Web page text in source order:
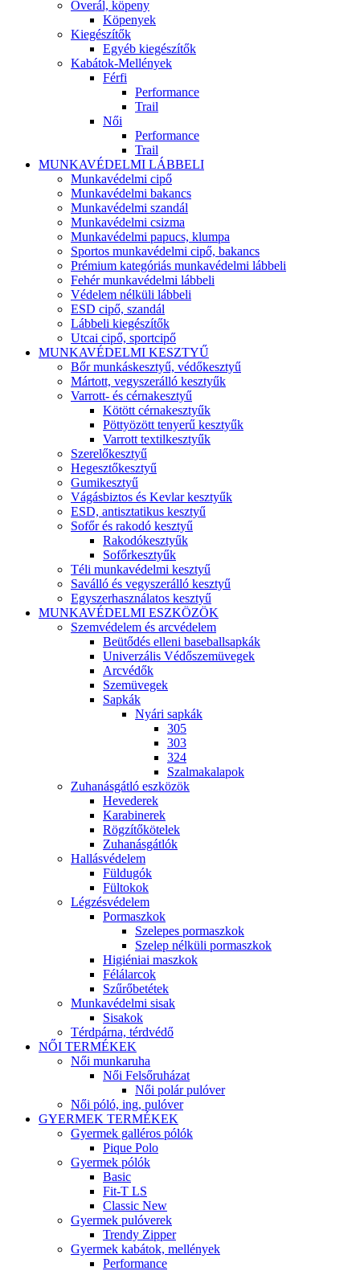
Overál, köpeny
Köpenyek
Kiegészítők
Egyéb kiegészítők
Kabátok-Mellények
Férfi
Performance
Trail
Női
Performance
Trail
MUNKAVÉDELMI LÁBBELI
Munkavédelmi cipő
Munkavédelmi bakancs
Munkavédelmi szandál
Munkavédelmi csizma
Munkavédelmi papucs, klumpa
Sportos munkavédelmi cipő, bakancs
Prémium kategóriás munkavédelmi lábbeli
Fehér munkavédelmi lábbeli
Védelem nélküli lábbeli
ESD cipő, szandál
Lábbeli kiegészítők
Utcai cipő, sportcipő
MUNKAVÉDELMI KESZTYŰ
Bőr munkáskesztyű, védőkesztyű
Mártott, vegyszerálló kesztyűk
Varrott- és cérnakesztyű
Kötött cérnakesztyűk
Pöttyözött tenyerű kesztyűk
Varrott textilkesztyűk
Szerelőkesztyű
Hegesztőkesztyű
Gumikesztyű
Vágásbiztos és Kevlar kesztyűk
ESD, antisztatikus kesztyű
Sofőr és rakodó kesztyű
Rakodókesztyűk
Sofőrkesztyűk
Téli munkavédelmi kesztyű
Saválló és vegyszerálló kesztyű
Egyszerhasználatos kesztyű
MUNKAVÉDELMI ESZKÖZÖK
Szemvédelem és arcvédelem
Beütődés elleni baseballsapkák
Univerzális Védőszemüvegek
Arcvédők
Szemüvegek
Sapkák
Nyári sapkák
305
303
324
Szalmakalapok
Zuhanásgátló eszközök
Hevederek
Karabinerek
Rögzítőkötelek
Zuhanásgátlók
Hallásvédelem
Füldugók
Fültokok
Légzésvédelem
Pormaszkok
Szelepes pormaszkok
Szelep nélküli pormaszkok
Higiéniai maszkok
Félálarcok
Szűrőbetétek
Munkavédelmi sisak
Sisakok
Térdpárna, térdvédő
NŐI TERMÉKEK
Női munkaruha
Női Felsőruházat
Női polár pulóver
Női póló, ing, pulóver
GYERMEK TERMÉKEK
Gyermek galléros pólók
Pique Polo
Gyermek pólók
Basic
Fit-T LS
Classic New
Gyermek pulóverek
Trendy Zipper
Gyermek kabátok, mellények
Performance